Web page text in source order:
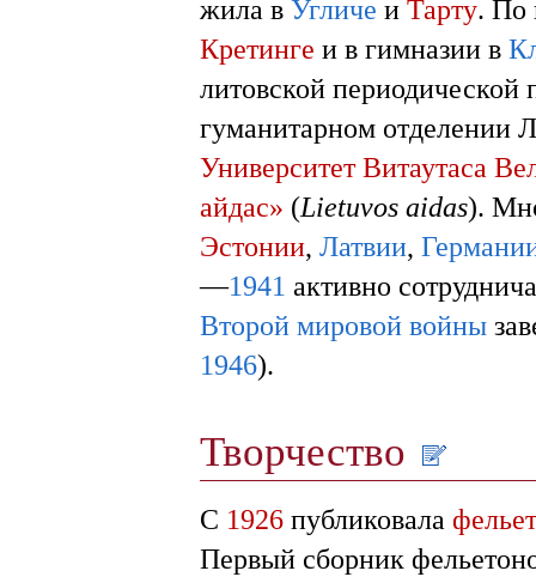
жила в Угличе и Тарту. По
Кретинге и в гимназии в
литовской периодической
гуманитарном отделении
Университет Витаутаса
айдас» (Lietuvos aidas).
Эстонии, Латвии,
—1941 активно
Второй мировой войны
1946).
Творчество
С 1926 публиковала
Первый сборник